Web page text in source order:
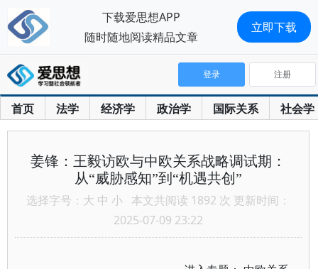
首页 法学 经济学 政治学 国际关系 社会学
登录 注册
姜锋：王毅访欧与中欧关系战略调试期：
从“威胁感知”到“机遇共创”
选择字号： 大 中 小 本文共阅读 1892 次 更新时间：
2025-07-09 23:22
下载爱思想APP
随时随地阅读精品文章
立即下载